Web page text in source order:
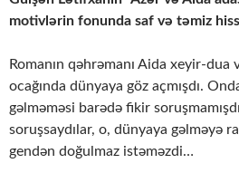
motivlərin fonunda saf və təmiz
Romanın qəhrəmanı Aida xeyir-
ocağında dünyaya göz açmışdı.
gəlməməsi barədə fikir
soruşsaydılar, o, dünyaya gəlməyə
gendən doğulmaz istəməzdi…